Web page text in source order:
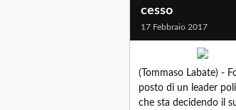
cesso
17 Febbraio 2017
(Tommaso Labate) -
posto di un leader
che sta decidendo il